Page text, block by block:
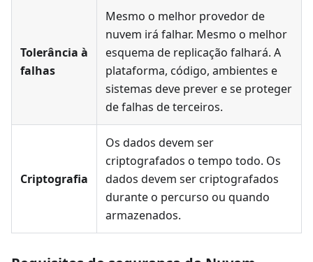
Tolerância à
falhas
Mesmo o melhor provedor de
nuvem irá falhar. Mesmo o melhor
esquema de replicação falhará. A
plataforma, código, ambientes e
sistemas deve prever e se proteger
de falhas de terceiros.
Criptografia
Os dados devem ser
criptografados o tempo todo. Os
dados devem ser criptografados
durante o percurso ou quando
armazenados.